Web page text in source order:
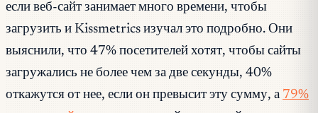
если веб-сайт занимает много времени, чтобы
загрузить и Kissmetrics изучал это подробно. Они
выяснили, что 47% посетителей хотят, чтобы сайты
загружались не более чем за две секунды, 40%
откажутся от нее, если он превысит эту сумму, а 79%